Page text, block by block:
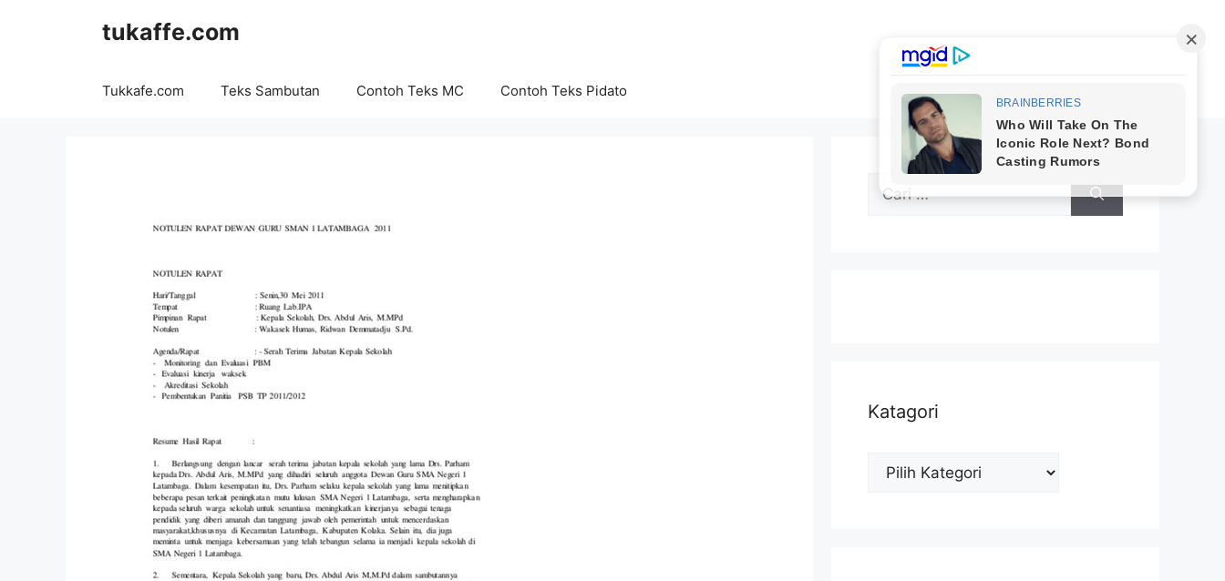
tukaffe.com
Tukkafe.com Teks Sambutan Contoh Teks MC Contoh Teks Pidato
untuk:
Katagori
Katagori